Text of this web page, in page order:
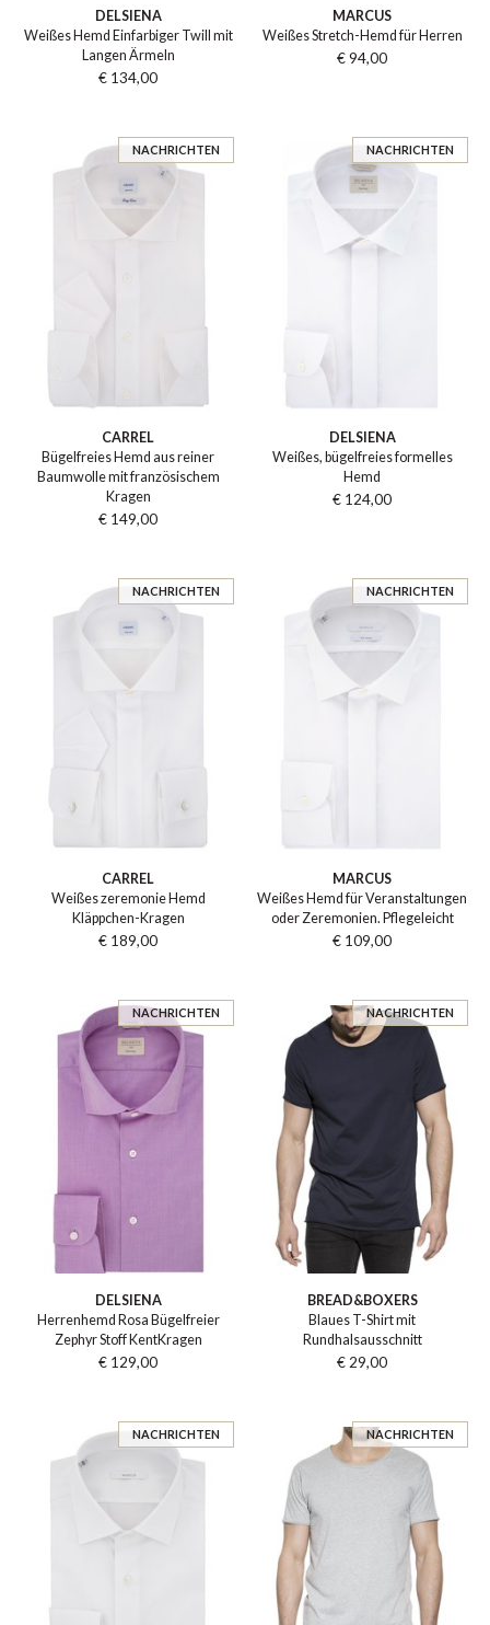
DELSIENA
Weißes Hemd Einfarbiger Twill mit
Langen Ärmeln
€ 134,00
MARCUS
Weißes Stretch-Hemd für Herren
€ 94,00
NACHRICHTEN
CARREL
Bügelfreies Hemd aus reiner
Baumwolle mit französischem
Kragen
€ 149,00
NACHRICHTEN
DELSIENA
Weißes, bügelfreies formelles
Hemd
€ 124,00
NACHRICHTEN
CARREL
Weißes zeremonie Hemd
Kläppchen-Kragen
€ 189,00
NACHRICHTEN
MARCUS
Weißes Hemd für Veranstaltungen
oder Zeremonien. Pflegeleicht
€ 109,00
NACHRICHTEN
DELSIENA
Herrenhemd Rosa Bügelfreier
Zephyr Stoff KentKragen
€ 129,00
NACHRICHTEN
BREAD&BOXERS
Blaues T-Shirt mit
Rundhalsausschnitt
€ 29,00
NACHRICHTEN NACHRICHTEN